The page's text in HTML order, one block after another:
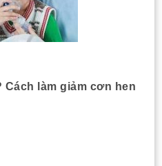
Cách làm giảm cơn hen